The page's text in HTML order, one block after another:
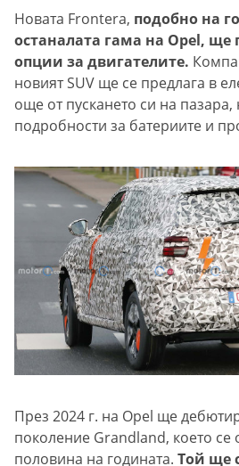
Новата Frontera, подобно на
останалата гама на Opel, ще
опции за двигателите.
новият SUV ще се предлага в
още от пускането си на пазара,
подробности за батериите и
През 2024 г. на Opel ще
поколение Grandland, което се
половина на годината. Той ще